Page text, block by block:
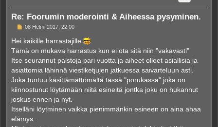
Re: Foorumin moderointi & Aiheessa pysyminen.
V
e
s
t
08 Helmi 2017, 22:00
Hei kaikille harrastajille
Tämä on mukava harrastus kun ei ota sitä niin "vakavasti"
Itse seurannut palstoja pari vuotta ja aiheet olleet asiallisia ja
asiattomia lähinnä viestiketjujen jatkuessa saivarteluun asti.
Joka tuntuu käsittämättömältä tässä "porukassa" joka on
kiinnostunut löytämään niitä esineitä jontka joku on hukannut
joskus ennen ja nyt.
Itselläni löytminen vaikka pienimmänkin esineen on aina ahaa
elämys .